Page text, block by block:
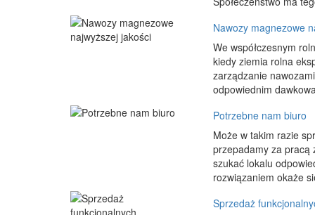
Nawozy magnezowe
We współczesnym
kiedy ziemia rolna
zarządzanie
odpowiednim
Potrzebne nam biuro
Może w takim razie
przepadamy za pracą
szukać lokalu
rozwiązaniem okaże
Sprzedaż